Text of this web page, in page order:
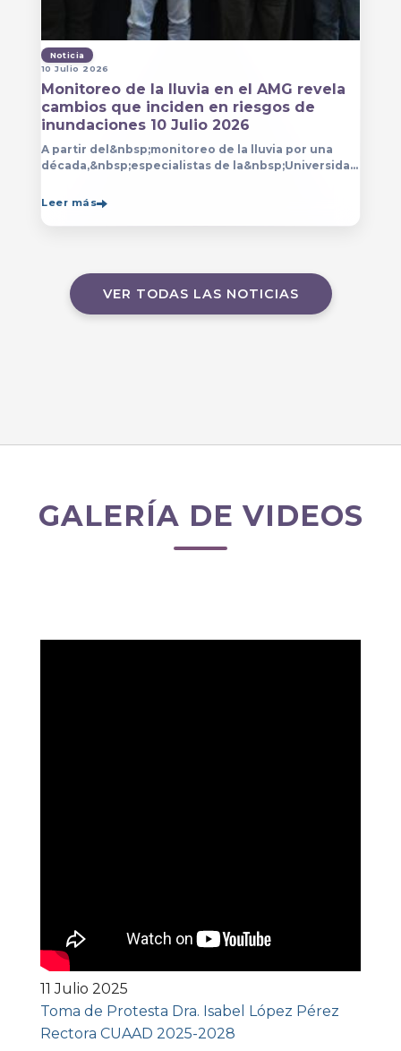
Noticia
10 Julio 2026
Monitoreo de la lluvia en el AMG revela
cambios que inciden en riesgos de
inundaciones 10 Julio 2026
A partir del&nbsp;monitoreo de la lluvia por una
década,&nbsp;especialistas de la&nbsp;Universidad
Leer más
VER TODAS LAS NOTICIAS
GALERÍA DE VIDEOS
11 Julio 2025
Toma de Protesta Dra. Isabel López Pérez
Rectora CUAAD 2025-2028